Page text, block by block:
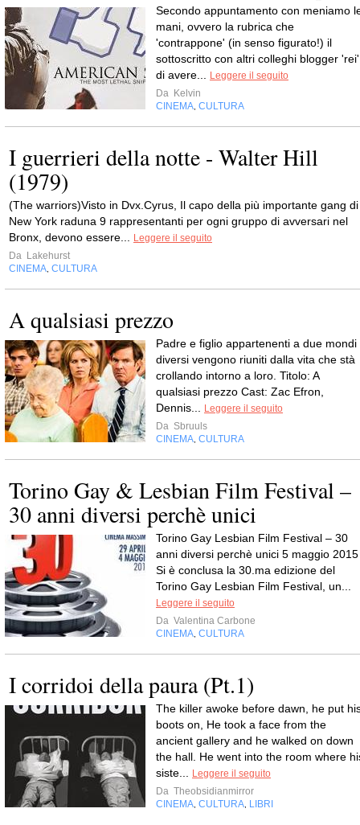
Secondo appuntamento con meniamo
mani, ovvero la rubrica che
'contrappone' (in senso figurato!) il
sottoscritto con altri colleghi blogger 'rei'
di avere...
Leggere il seguito
Da Kelvin
CINEMA CULTURA
I guerrieri della notte - Walter Hill
(1979)
(The warriors)Visto in Dvx.Cyrus, Il capo della più importante gang di
New York raduna 9 rappresentanti per ogni gruppo di avversari nel
Bronx, devono essere...
Leggere il seguito
Da Lakehurst
CINEMA CULTURA
A qualsiasi prezzo
Padre e figlio appartenenti a due mondi
diversi vengono riuniti dalla vita che stà
crollando intorno a loro. Titolo: A
qualsiasi prezzo Cast: Zac Efron,
Dennis...
Leggere il seguito
Da Sbruuls
CINEMA CULTURA
Torino Gay & Lesbian Film Festival –
30 anni diversi perchè unici
Torino Gay Lesbian Film Festival – 30
anni diversi perchè unici 5 maggio 2015
Si è conclusa la 30.ma edizione del
Torino Gay Lesbian Film Festival, un...
Leggere il seguito
Da Valentina Carbone
CINEMA CULTURA
I corridoi della paura (Pt.1)
The killer awoke before dawn, he put
boots on, He took a face from the
ancient gallery and he walked on down
the hall. He went into the room where
siste...
Leggere il seguito
Da Theobsidianmirror
CINEMA CULTURA LIBRI